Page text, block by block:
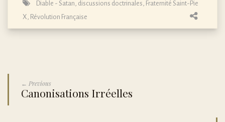
Diable - Satan discussions doctrinales Fraternité Saint-Pie
X Révolution Française
← Previous
Canonisations Irréelles